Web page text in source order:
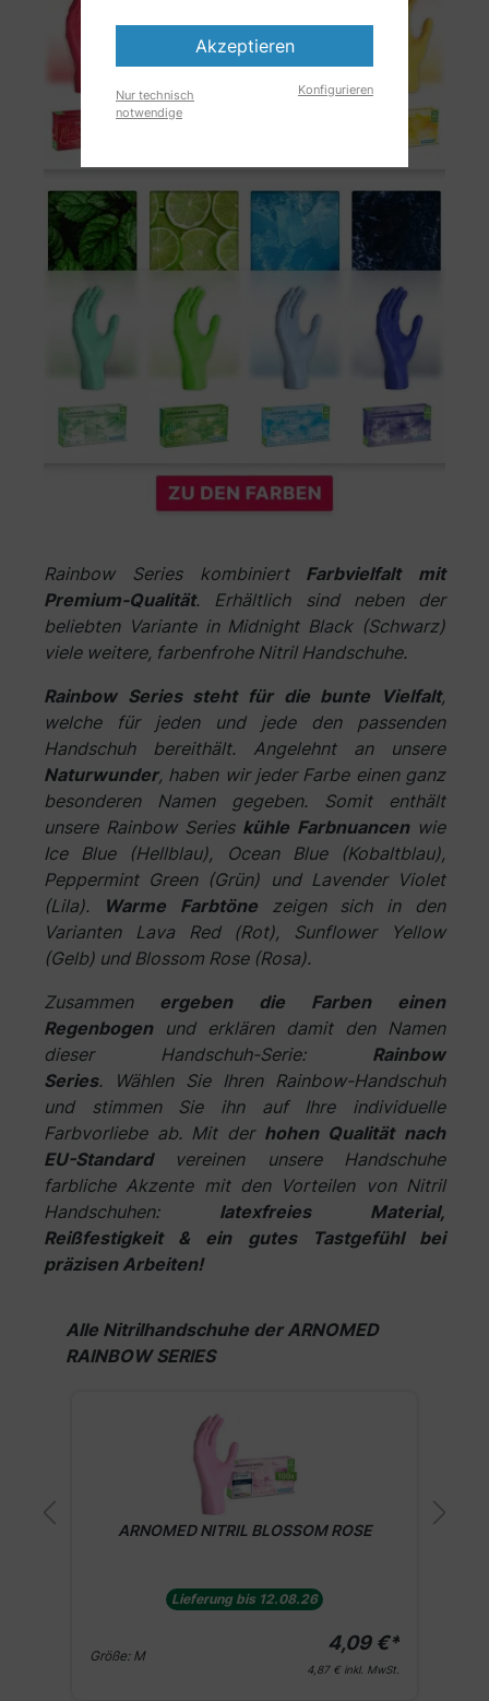
Rainbow Series kombiniertFarbvielfalt mit
Premium-Qualität. Erhältlich sind neben der
beliebten Variante in Midnight Black (Schwarz)
viele weitere, farbenfrohe Nitril Handschuhe.
Rainbow Series steht für die bunte Vielfalt,
welche für jeden und jede den passenden
Handschuh bereithält. Angelehnt an unsere
Naturwunder, haben wir jeder Farbe einen ganz
besonderen Namen gegeben. Somit enthält
unsere Rainbow Series kühle Farbnuancen wie
Ice Blue (Hellblau), Ocean Blue (Kobaltblau),
Peppermint Green (Grün) und Lavender Violet
(Lila).
Warme Farbtönezeigen sich in den
Varianten Lava Red (Rot), Sunflower Yellow
(Gelb) und Blossom Rose (Rosa).
Zusammen ergeben die Farben einen
Regenbogenund erklären damit den Namen
dieser Handschuh-Serie: Rainbow
Series.
Wählen Sie Ihren Rainbow-Handschuh
und stimmen Sie ihn auf Ihre individuelle
Farbvorliebe ab. Mit der hohen Qualität nach
EU-Standardvereinen unsere Handschuhe
farbliche Akzente mit den Vorteilen von Nitril
Handschuhen: latexfreies Material,
Reißfestigkeit & ein gutes Tastgefühl bei
präzisen Arbeiten!
Produktgalerie überspringen
Alle Nitrilhandschuhe der ARNOMED
RAINBOW SERIES
ARNOMED NITRIL BLOSSOM ROSE
Lieferung bis 12.08.26
Größe: M
4,09 €*
4,87 €inkl. MwSt.
Akzeptieren
Nur technisch
notwendige
Konfigurieren